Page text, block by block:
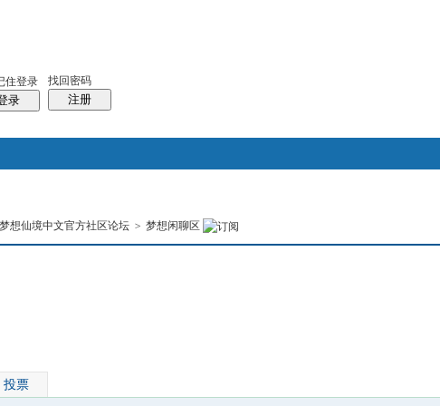
住登录
录
找回密码
注册
空间
搜索
热搜： 结婚 母婴 phpwind
梦想仙境中文官方社区论坛 > 梦想闲聊区
投票